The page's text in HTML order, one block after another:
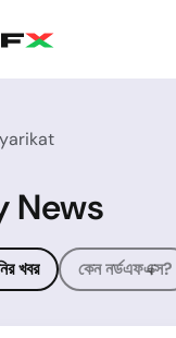
News
খবর কেন নর্ডএফএক্স?